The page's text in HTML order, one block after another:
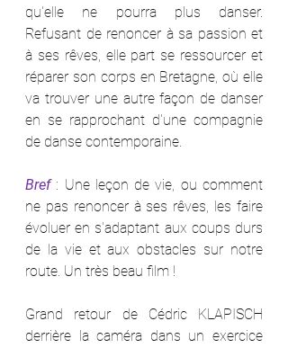
qu'elle ne pourra plus danser.
Refusant de renoncer à sa passion et
à ses rêves, elle part se ressourcer et
réparer son corps en Bretagne, où elle
va trouver une autre façon de danser
en se rapprochant d'une compagnie
de danse contemporaine.
Bref : Une leçon de vie, ou comment
ne pas renoncer à ses rêves, les faire
évoluer en s'adaptant aux coups durs
de la vie et aux obstacles sur notre
route. Un très beau film !
Grand retour de Cédric KLAPISCH
derrière la caméra dans un exercice